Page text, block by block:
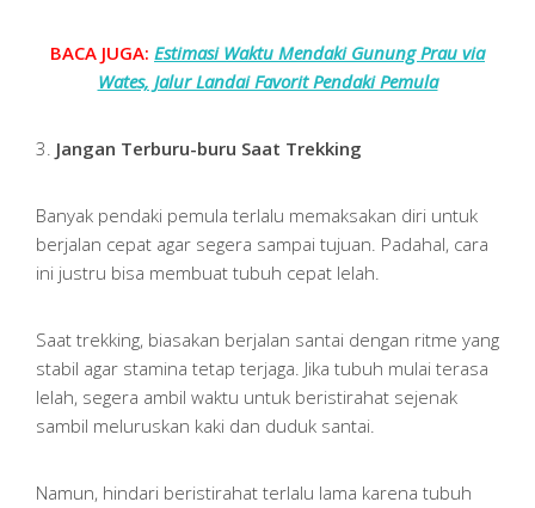
BACA JUGA: Estimasi Waktu Mendaki Gunung Prau via
Wates, Jalur Landai Favorit Pendaki Pemula
3. Jangan Terburu-buru Saat Trekking
Banyak pendaki pemula terlalu memaksakan diri untuk
berjalan cepat agar segera sampai tujuan. Padahal, cara
ini justru bisa membuat tubuh cepat lelah.
Saat trekking, biasakan berjalan santai dengan ritme yang
stabil agar stamina tetap terjaga. Jika tubuh mulai terasa
lelah, segera ambil waktu untuk beristirahat sejenak
sambil meluruskan kaki dan duduk santai.
Namun, hindari beristirahat terlalu lama karena tubuh